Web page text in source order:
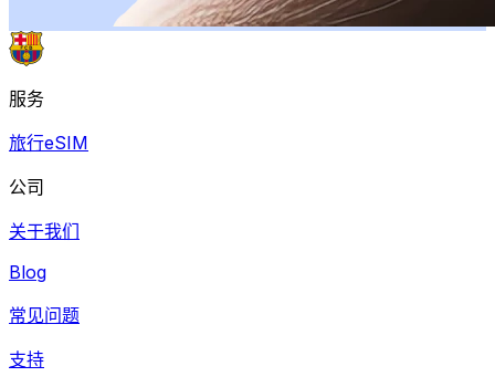
服务
旅行eSIM
公司
关于我们
Blog
常见问题
支持